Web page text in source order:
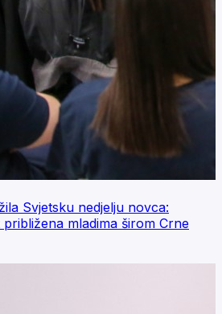
Svjetsku nedjelju novca:
približena mladima širom Crne